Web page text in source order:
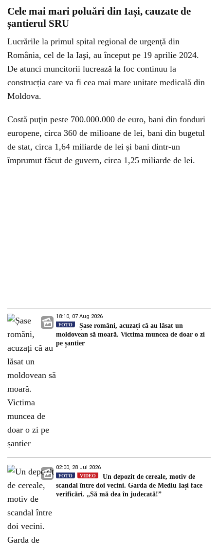
Cele mai mari poluări din Iași, cauzate de
șantierul SRU
Lucrările la primul spital regional de urgenţă din
România, cel de la Iaşi, au început pe 19 aprilie 2024.
De atunci muncitorii lucrează la foc continuu la
construcția care va fi cea mai mare unitate medicală din
Moldova.
Costă puţin peste 700.000.000 de euro, bani din fonduri
europene, circa 360 de milioane de lei, bani din bugetul
de stat, circa 1,64 miliarde de lei și bani dintr-un
împrumut făcut de guvern, circa 1,25 miliarde de lei.
18:10, 07 Aug 2026
FOTO
Șase români, acuzați că au lăsat un
moldovean să moară. Victima muncea de doar o zi
pe șantier
02:00, 28 Jul 2026
FOTO VIDEO
Un depozit de cereale, motiv de
scandal între doi vecini. Garda de Mediu Iași face
verificări. „Să mă dea în judecată!”